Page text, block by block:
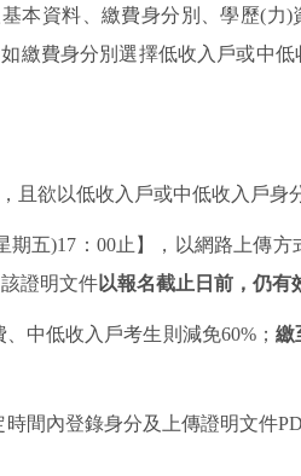
本資料、繳費身分別、學歷(力)
繳費身分別選擇低收入戶或中
且欲以低收入戶或中低收入戶身
期五)17 ： 00止】，以網路上傳方
證明文件以報名截止日前，仍有
、中低收入戶考生則減免60%； 繳
時間內登錄身分及上傳證明文件